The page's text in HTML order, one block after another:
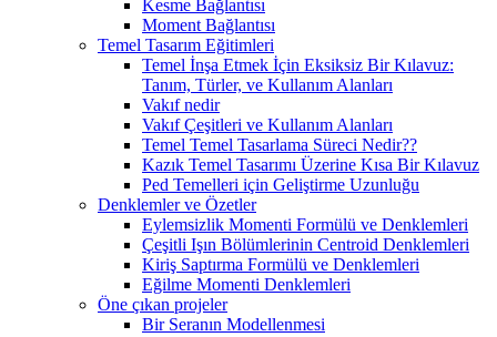
Kesme Bağlantısı
Moment Bağlantısı
Temel Tasarım Eğitimleri
Temel İnşa Etmek İçin Eksiksiz Bir Kılavuz:
Tanım, Türler, ve Kullanım Alanları
Vakıf nedir
Vakıf Çeşitleri ve Kullanım Alanları
Temel Temel Tasarlama Süreci Nedir??
Kazık Temel Tasarımı Üzerine Kısa Bir Kılavuz
Ped Temelleri için Geliştirme Uzunluğu
Denklemler ve Özetler
Eylemsizlik Momenti Formülü ve Denklemleri
Çeşitli Işın Bölümlerinin Centroid Denklemleri
Kiriş Saptırma Formülü ve Denklemleri
Eğilme Momenti Denklemleri
Öne çıkan projeler
Bir Seranın Modellenmesi